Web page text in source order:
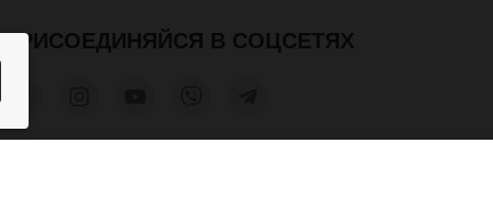
ПРИСОЕДИНЯЙСЯ В СОЦСЕТЯХ